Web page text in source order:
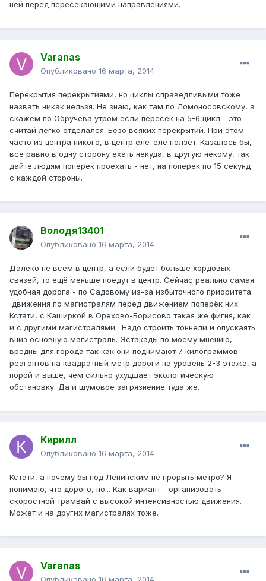
ней перед пересекающими направлениями.
Varanas
Опубликовано 16 марта, 2014
Перекрытия перекрытиями, но циклы справедливыми тоже
назвать никак нельзя. Не знаю, как там по Ломоносовскому, а
скажем по Обручева утром если пересек на 5-6 цикл - это
считай легко отделался. Безо всяких перекрытий. При этом
часто из центра никого, в центр еле-еле ползет. Казалось бы,
все равно в одну сторону ехать некуда, в другую некому, так
дайте людям поперек проехать - нет, на поперек по 15 секунд
с каждой стороны.
Володя13401
Опубликовано 16 марта, 2014
Далеко не всем в центр, а если будет больше хордовых
связей, то ещё меньше поедут в центр. Сейчас реально самая
удобная дорога - по Садовому из-за избыточного приоритета
движения по магистралям перед движением поперёк них.
Кстати, с Каширкой в Орехово-Борисово такая же фигня, как
и с другими магистралями. Надо строить тоннели и опускаять
вниз основную магистраль. Эстакады по моему мнению,
вредны для города так как они поднимают 7 килограммов
реагентов на квадратный метр дороги на уровень 2-3 этажа, а
порой и выше, чем сильно ухудшает экологическую
обстановку. Да и шумовое загрязнение туда же.
Кирилл
Опубликовано 16 марта, 2014
Кстати, а почему бы под Ленинским не прорыть метро? Я
понимаю, что дорого, но... Как вариант - организовать
скоростной трамвай с высокой интенсивностью движения.
Может и на других магистралях тоже.
Varanas